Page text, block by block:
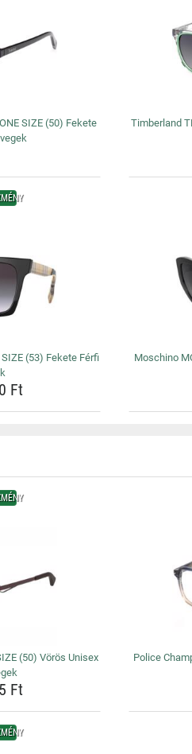
SIZE (50) Fekete
Timberland
(53) Fekete Férfi
Ft
Moschino
(50) Vörös Unisex
Ft
Police